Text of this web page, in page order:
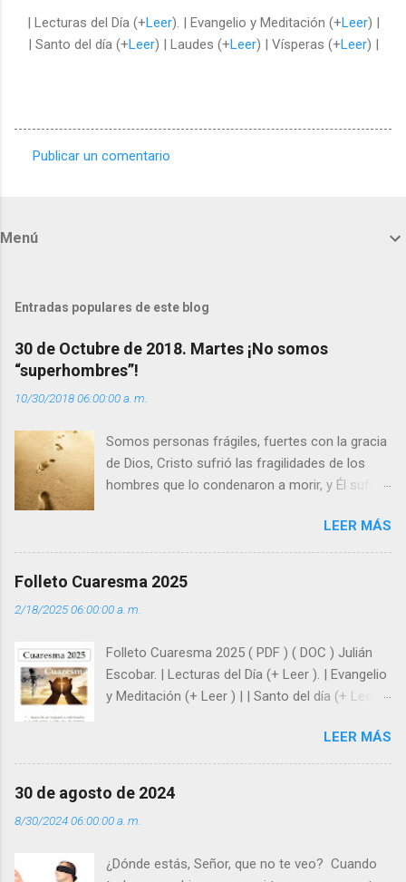
| Lecturas del Día (+Leer). | Evangelio y Meditación (+Leer) |
| Santo del día (+Leer) | Laudes (+Leer) | Vísperas (+Leer) |
t
r
i
o
s
Publicar un comentario
Menú
Entradas populares de este blog
30 de Octubre de 2018. Martes ¡No somos
“superhombres”!
10/30/2018 06:00:00 a. m.
Somos personas frágiles, fuertes con la gracia
de Dios, Cristo sufrió las fragilidades de los
hombres que lo condenaron a morir, y Él sufrió
enseña Jesucristo? Que, si seguimos sus
huellas, sin ser superhombres, podemos
siempre está pendiente de nosotros. Amar es
y protegidos por nosotros. “ Señor, soy un
árbol sin frutos, pero tú me das la savia para
que al menos mis ramas y hojas den sombra
super hombre? - ¿Superas tu fragilidad con la
gracia de Dios? Julián Escobar. | Lecturas del
Día (+ Leer ). | Evangelio y Meditación (+ Leer ) |
LEER MÁS
Folleto Cuaresma 2025
2/18/2025 06:00:00 a. m.
Folleto Cuaresma 2025 ( PDF ) ( DOC ) Julián
Escobar. | Lecturas del Día (+ Leer ). | Evangelio
y Meditación (+ Leer ) | | Santo del día (+ Leer )
LEER MÁS
30 de agosto de 2024
8/30/2024 06:00:00 a. m.
¿Dónde estás, Señor, que no te veo? Cuando